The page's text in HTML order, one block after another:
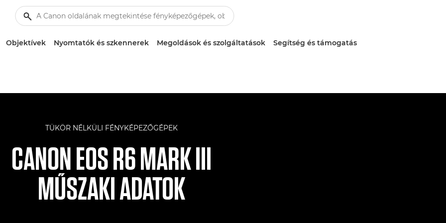
Objektívek Nyomtatók és szkennerek Megoldások és szolgáltatások Segítség és támogatás
TÜKÖR NÉLKÜLI FÉNYKÉPEZŐGÉPEK
CANON EOS R6 MARK III
MŰSZAKI ADATOK